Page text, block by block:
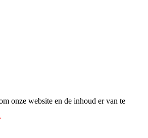
onze website en de inhoud er van te